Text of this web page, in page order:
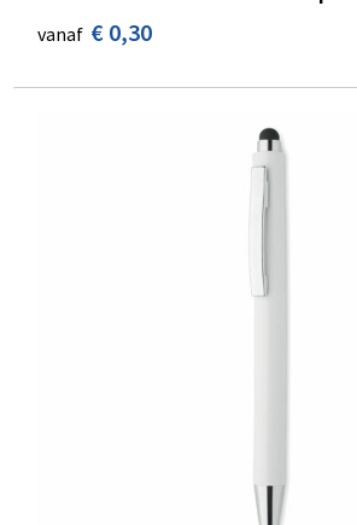
vanaf € 0,30